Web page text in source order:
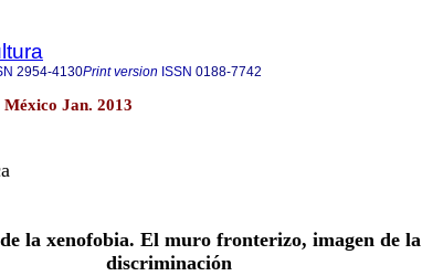
2954-4130Print version ISSN 0188-7742
Jan. 2013
la xenofobia. El muro fronterizo, imagen de la
discriminación